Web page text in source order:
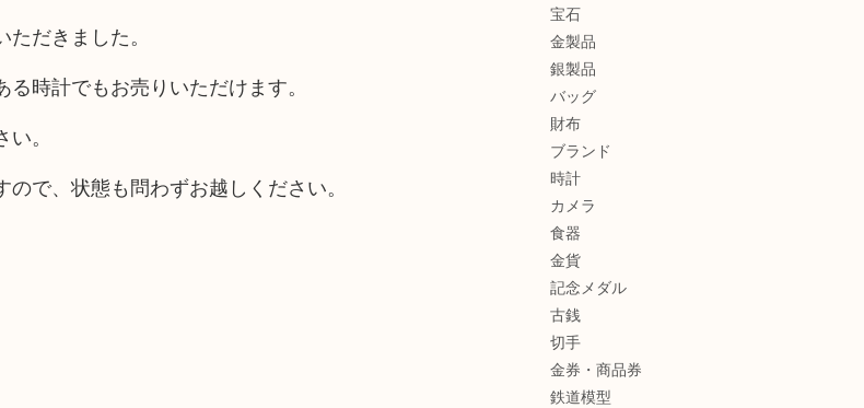
だきました。
時計でもお売りいただけます。
。
で、状態も問わずお越しください。
宝石
金製品
銀製品
バッグ
財布
ブランド
時計
カメラ
食器
金貨
記念メダル
古銭
切手
金券・商品券
鉄道模型